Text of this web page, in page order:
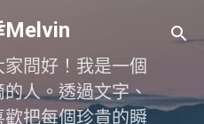
要內容
Melvin
問好！我是一個
人。透過文字、
把每個珍貴的瞬